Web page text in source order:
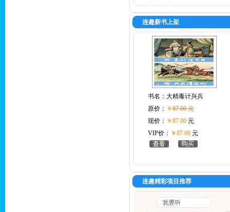
连趣新书上架
书名： 大精毒计兴兵
原价： ￥87.00 元
现价： ￥87.00元
VIP价： ￥87.00元
连趣精彩项目推荐